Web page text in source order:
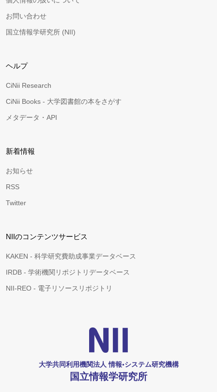
お問い合わせ
国立情報学研究所 (NII)
ヘルプ
CiNii Research
CiNii Books - 大学図書館の本をさがす
メタデータ・API
新着情報
お知らせ
RSS
Twitter
NIIのコンテンツサービス
KAKEN - 科学研究費助成事業データベース
IRDB - 学術機関リポジトリデータベース
NII-REO - 電子リソースリポジトリ
大学共同利用機関法人 情報•システム研究機構
国立情報学研究所